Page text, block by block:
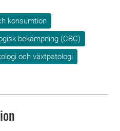
konsumtion
bekämpning (CBC)
och växtpatologi